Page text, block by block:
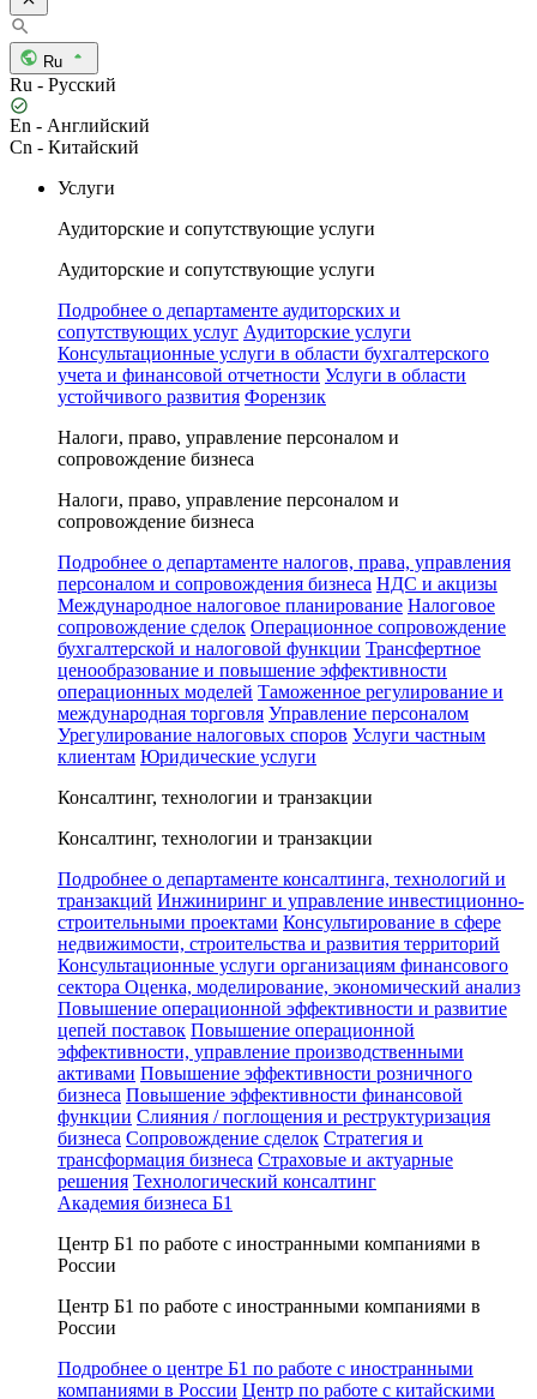
Ru
Ru - Русский
En - Английский
Cn - Китайский
Услуги
Аудиторские и сопутствующие услуги
Аудиторские и сопутствующие услуги
Подробнее о департаменте аудиторских и
сопутствующих услуг Аудиторские услуги
Консультационные услуги в области бухгалтерского
учета и финансовой отчетности Услуги в области
устойчивого развития Форензик
Налоги, право, управление персоналом и
сопровождение бизнеса
Налоги, право, управление персоналом и
сопровождение бизнеса
Подробнее о департаменте налогов, права, управления
персоналом и сопровождения бизнеса НДС и акцизы
Международное налоговое планирование Налоговое
сопровождение сделок Операционное сопровождение
бухгалтерской и налоговой функции Трансфертное
ценообразование и повышение эффективности
операционных моделей Таможенное регулирование и
международная торговля Управление персоналом
Урегулирование налоговых споров Услуги частным
клиентам Юридические услуги
Консалтинг, технологии и транзакции
Консалтинг, технологии и транзакции
Подробнее о департаменте консалтинга, технологий и
транзакций Инжиниринг и управление инвестиционно-
строительными проектами Консультирование в сфере
недвижимости, строительства и развития территорий
Консультационные услуги организациям финансового
сектора Оценка, моделирование, экономический анализ
Повышение операционной эффективности и развитие
цепей поставок Повышение операционной
эффективности, управление производственными
активами Повышение эффективности розничного
бизнеса Повышение эффективности финансовой
функции Слияния / поглощения и реструктуризация
бизнеса Сопровождение сделок Стратегия и
трансформация бизнеса Страховые и актуарные
решения Технологический консалтинг
Академия бизнеса Б1
Центр Б1 по работе с иностранными компаниями в
России
Центр Б1 по работе с иностранными компаниями в
России
Подробнее о центре Б1 по работе с иностранными
компаниями в России Центр по работе с китайскими